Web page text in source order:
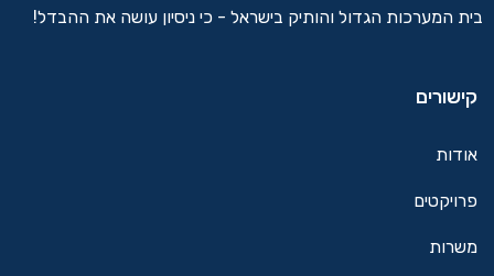
המערכות הגדול והותיק בישראל - כי ניסיון עושה את ההבדל!
קישורים
אודות
פרויקטים
משרות